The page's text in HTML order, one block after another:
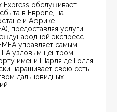
Express обслуживает
в Европе, на
и Африке
предоставляя услуги
экспресс-
управляет самым
узловым центром,
имени Шарля де Голля
наращивает свою сеть
дальновидных